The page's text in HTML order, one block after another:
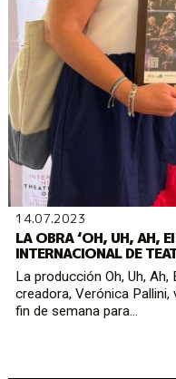
14.07.2023
LA OBRA ‘OH, UH, AH,
INTERNACIONAL DE
La producción Oh, Uh, Ah,
creadora, Verónica
fin de semana para...